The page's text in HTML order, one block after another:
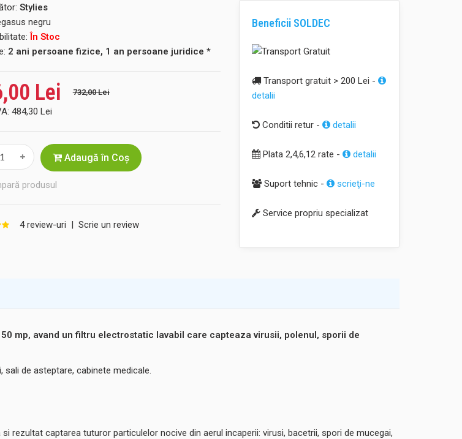
Stylies
negru
În Stoc
2 ani persoane fizice, 1 an persoane juridice *
Lei 732,00 Lei
484,30 Lei
Adaugă în Coş
produsul
4 review-uri | Scrie un review
Beneficii SOLDEC
Transport gratuit > 200 Lei -
detalii
Conditii retur - detalii
Plata 2,4,6,12 rate - detalii
Suport tehnic - scrieţi-ne
Service propriu specializat
mp, avand un filtru electrostatic lavabil care capteaza virusii, polenul, sporii de
de asteptare, cabinete medicale.
rezultat captarea tuturor particulelor nocive din aerul incaperii: virusi, bacetrii, spori de mucegai,